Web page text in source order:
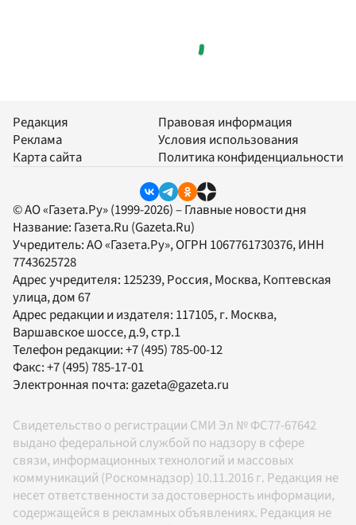
Редакция
Реклама
Карта сайта
Правовая информация
Условия использования
Политика конфиденциальности
© АО «Газета.Ру» (1999-2026) – Главные новости дня
Название: Газета.Ru (Gazeta.Ru)
Учредитель:АО «Газета.Ру», ОГРН 1067761730376, ИНН
7743625728
Адрес учредителя: 125239, Россия, Москва, Коптевская
улица, дом 67
Адрес редакции и издателя: 117105, г. Москва,
Варшавское шоссе, д.9, стр.1
Телефон редакции:+7 (495) 785-00-12
Факс:+7 (495) 785-17-01
Электронная почта:gazeta@gazeta.ru
Свидетельство о регистрации СМИ Эл № ФС77-67642
выдано федеральной службой по надзору в сфере
связи, информационных технологий и массовых
коммуникаций (Роскомнадзор) 10.11.2016 г. Редакция не
несет ответственности за достоверность информации,
содержащейся в рекламных объявлениях. Редакция не